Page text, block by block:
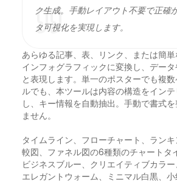
ク生成。手動レイアウト不要で正確
タ可視化を実現します。
あらゆる記事、表、リンク、または簡
インフォグラフィックに変換し、デー
と表現します。単一のポスターでも複
ルでも、本ツールは内容の構造をイン
し、キー情報を自動抽出。手動で書式
ません。
タイムライン、フローチャート、ラン
較図、ファネル図の6種類のチャートタ
ビジネスブルー、クリエイティブカラー
エレガントウォーム、ミニマル白黒、